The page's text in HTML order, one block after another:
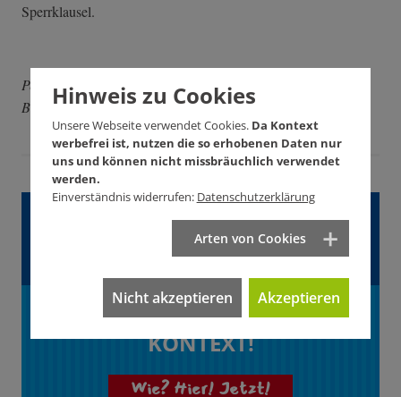
Sperrklausel.
Peter Grohmann ist Kabarettist und Initiator des
Bürgerprojekts Die AnStifter.
Gefällt Ihnen dieser
Artikel?
Unterstützen Sie
KONTEXT!
Wie? Hier! Jetzt!
Hinweis zu Cookies
Unsere Webseite verwendet Cookies. Da Kontext
werbefrei ist, nutzen die so erhobenen Daten nur
uns und können nicht missbräuchlich verwendet
werden.
Einverständnis widerrufen: Datenschutzerklärung
Arten von Cookies
Nicht akzeptieren Akzeptieren